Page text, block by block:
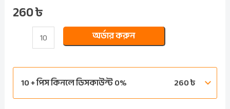
260৳
অর্ডার করুন
10 + পিস কিনলে ডিসকাউন্ট 0% 260৳